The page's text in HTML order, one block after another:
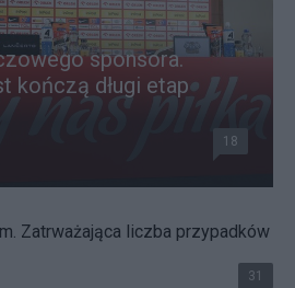
sponsora.
kończą długi etap
18
Zatrważająca liczba przypadków
31